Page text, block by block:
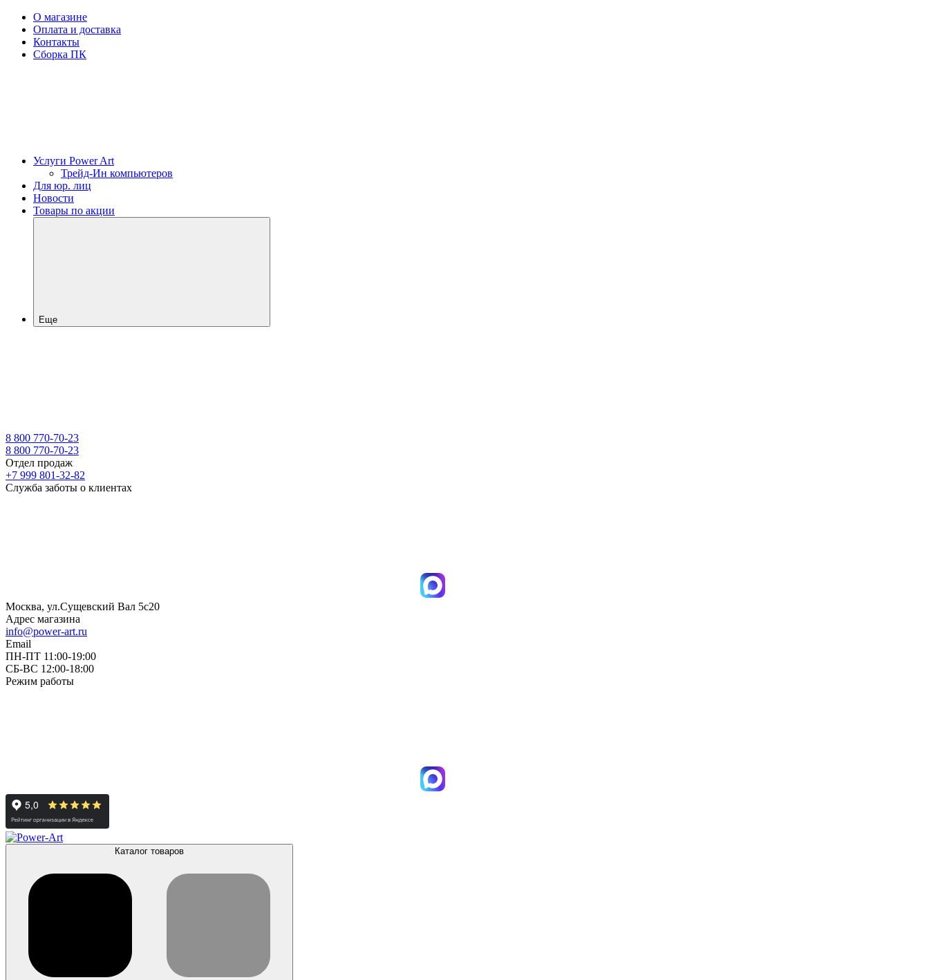
О магазине
Оплата и доставка
Контакты
Сборка ПК
Услуги Power Art
Трейд-Ин компьютеров
Для юр. лиц
Новости
Товары по акции
Еще
8 800 770-70-23
8 800 770-70-23
Отдел продаж
+7 999 801-32-82
Служба заботы о клиентах
Москва, ул.Сущевский Вал 5с20
Адрес магазина
info@power-art.ru
Email
ПН-ПТ 11:00-19:00
СБ-ВС 12:00-18:00
Режим работы
Каталог товаров